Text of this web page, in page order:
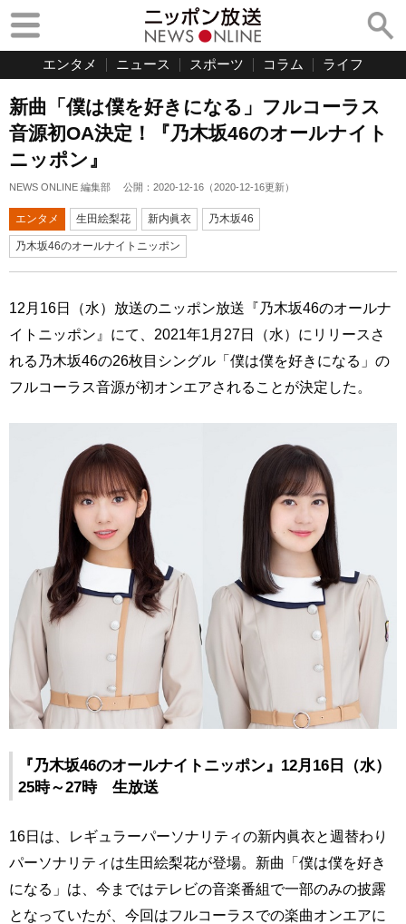
エンタメ ニュース スポーツ コラム ライフ
新曲「僕は僕を好きになる」フルコーラス
音源初OA決定！『乃木坂46のオールナイト
ニッポン』
NEWS ONLINE 編集部 公開： 2020-12-16 （2020-12-16更新）
エンタメ 生田絵梨花 新内眞衣 乃木坂46
乃木坂46のオールナイトニッポン
12月16日（水）放送のニッポン放送『乃木坂46のオールナ
イトニッポン』にて、2021年1月27日（水）にリリースさ
れる乃木坂46の26枚目シングル「僕は僕を好きになる」の
フルコーラス音源が初オンエアされることが決定した。
『乃木坂46のオールナイトニッポン』12月16日（水）
25時～27時 生放送
16日は、レギュラーパーソナリティの新内眞衣と週替わり
パーソナリティは生田絵梨花が登場。新曲「僕は僕を好き
になる」は、今まではテレビの音楽番組で一部のみの披露
となっていたが、今回はフルコーラスでの楽曲オンエアに